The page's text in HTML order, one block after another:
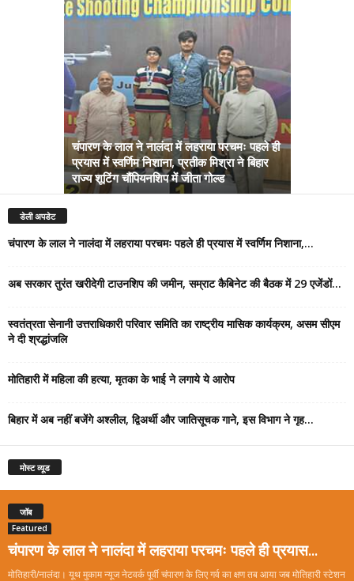
चंपारण के लाल ने नालंदा में लहराया परचमः पहले ही
प्रयास में स्वर्णिम निशाना, प्रतीक मिश्रा ने बिहार
राज्य शूटिंग चौंपियनशिप में जीता गोल्ड
डेली अपडेट
चंपारण के लाल ने नालंदा में लहराया परचमः पहले ही प्रयास में स्वर्णिम निशाना,...
अब सरकार तुरंत खरीदेगी टाउनशिप की जमीन, सम्राट कैबिनेट की बैठक में 29 एजेंडों...
स्वतंत्रता सेनानी उत्तराधिकारी परिवार समिति का राष्ट्रीय मासिक कार्यक्रम, असम सीएम
ने दी श्रद्धांजलि
मोतिहारी में महिला की हत्या, मृतका के भाई ने लगाये ये आरोप
बिहार में अब नहीं बजेंगे अश्लील, द्विअर्थी और जातिसूचक गाने, इस विभाग ने गृह...
मोस्ट व्यूड
जॉब
Featured
चंपारण के लाल ने नालंदा में लहराया परचमः पहले ही प्रयास...
मोतिहारी/नालंदा। यूथ मुकाम न्यूज नेटवर्क पूर्वी चंपारण के लिए गर्व का क्षण तब आया जब मोतिहारी स्टेशन